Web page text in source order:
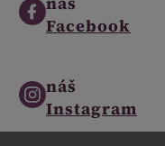
Facebook
náš
Instagram